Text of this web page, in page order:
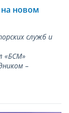
на новом
служб и
«БСМ»
–